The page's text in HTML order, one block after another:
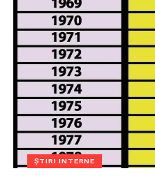
ȘTIRI INTERNE